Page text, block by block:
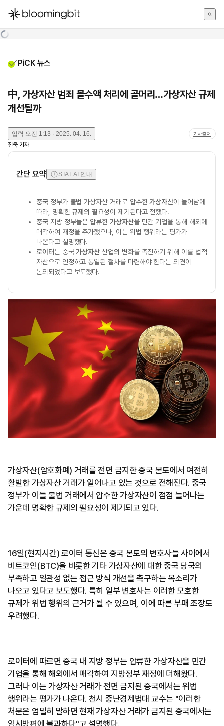
한국어
PiCK 뉴스
中, 가상자산 범죄 몰수액 처리에 골머리…가상자산 규제
개선될까
입력 오전 1:13 · 2025. 04. 16. 기사출처
진욱 기자
간단 요약 STAT AI 안내
중국정부가 불법 가상자산 거래로 압수한가상자산이 늘어남에
따라, 명확한규제의 필요성이 제기된다고 전했다.
중국지방 정부들은 압류한 가상자산을 민간 기업을 통해 해외에
매각하여 재정을 추가했으나, 이는 위법 행위라는 평가가
나온다고 설명했다.
로이터는 중국가상자산산업의 변화를 촉진하기 위해 이를 법적
자산으로 인정하고 통일된 절차를 마련해야 한다는 의견이
논의되었다고 보도했다.
가상자산(암호화폐) 거래를 전면 금지한 중국 본토에서 여전히
활발한 가상자산 거래가 일어나고 있는 것으로 전해진다. 중국
정부가 이들 불법 거래에서 압수한 가상자산이 점점 늘어나는
가운데 명확한 규제의 필요성이 제기되고 있다.
16일(현지시간) 로이터 통신은 중국 본토의 변호사들 사이에서
비트코인(BTC)을 비롯한 기타 가상자산에 대한 중국 당국의
부족하고 일관성 없는 접근 방식 개선을 촉구하는 목소리가
나오고 있다고 보도했다. 특히 일부 변호사는 이러한 모호한
규제가 위법 행위의 근거가 될 수 있으며, 이에 따른 부패 조장도
우려했다.
로이터에 따르면 중국 내 지방 정부는 압류한 가상자산을 민간
기업을 통해 해외에서 매각하여 지방정부 재정에 더해왔다.
그러나 이는 가상자산 거래가 전면 금지된 중국에서는 위법
행위라는 평가가 나온다. 천시 중난경제법대 교수는 "이러한
처분은 엄밀히 말하면 현재 가상자산 거래가 금지된 중국에서는